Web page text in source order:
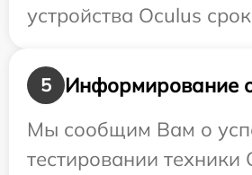
устройства Oculus
5
Информирование
Мы сообщим Вам о
тестировании техники